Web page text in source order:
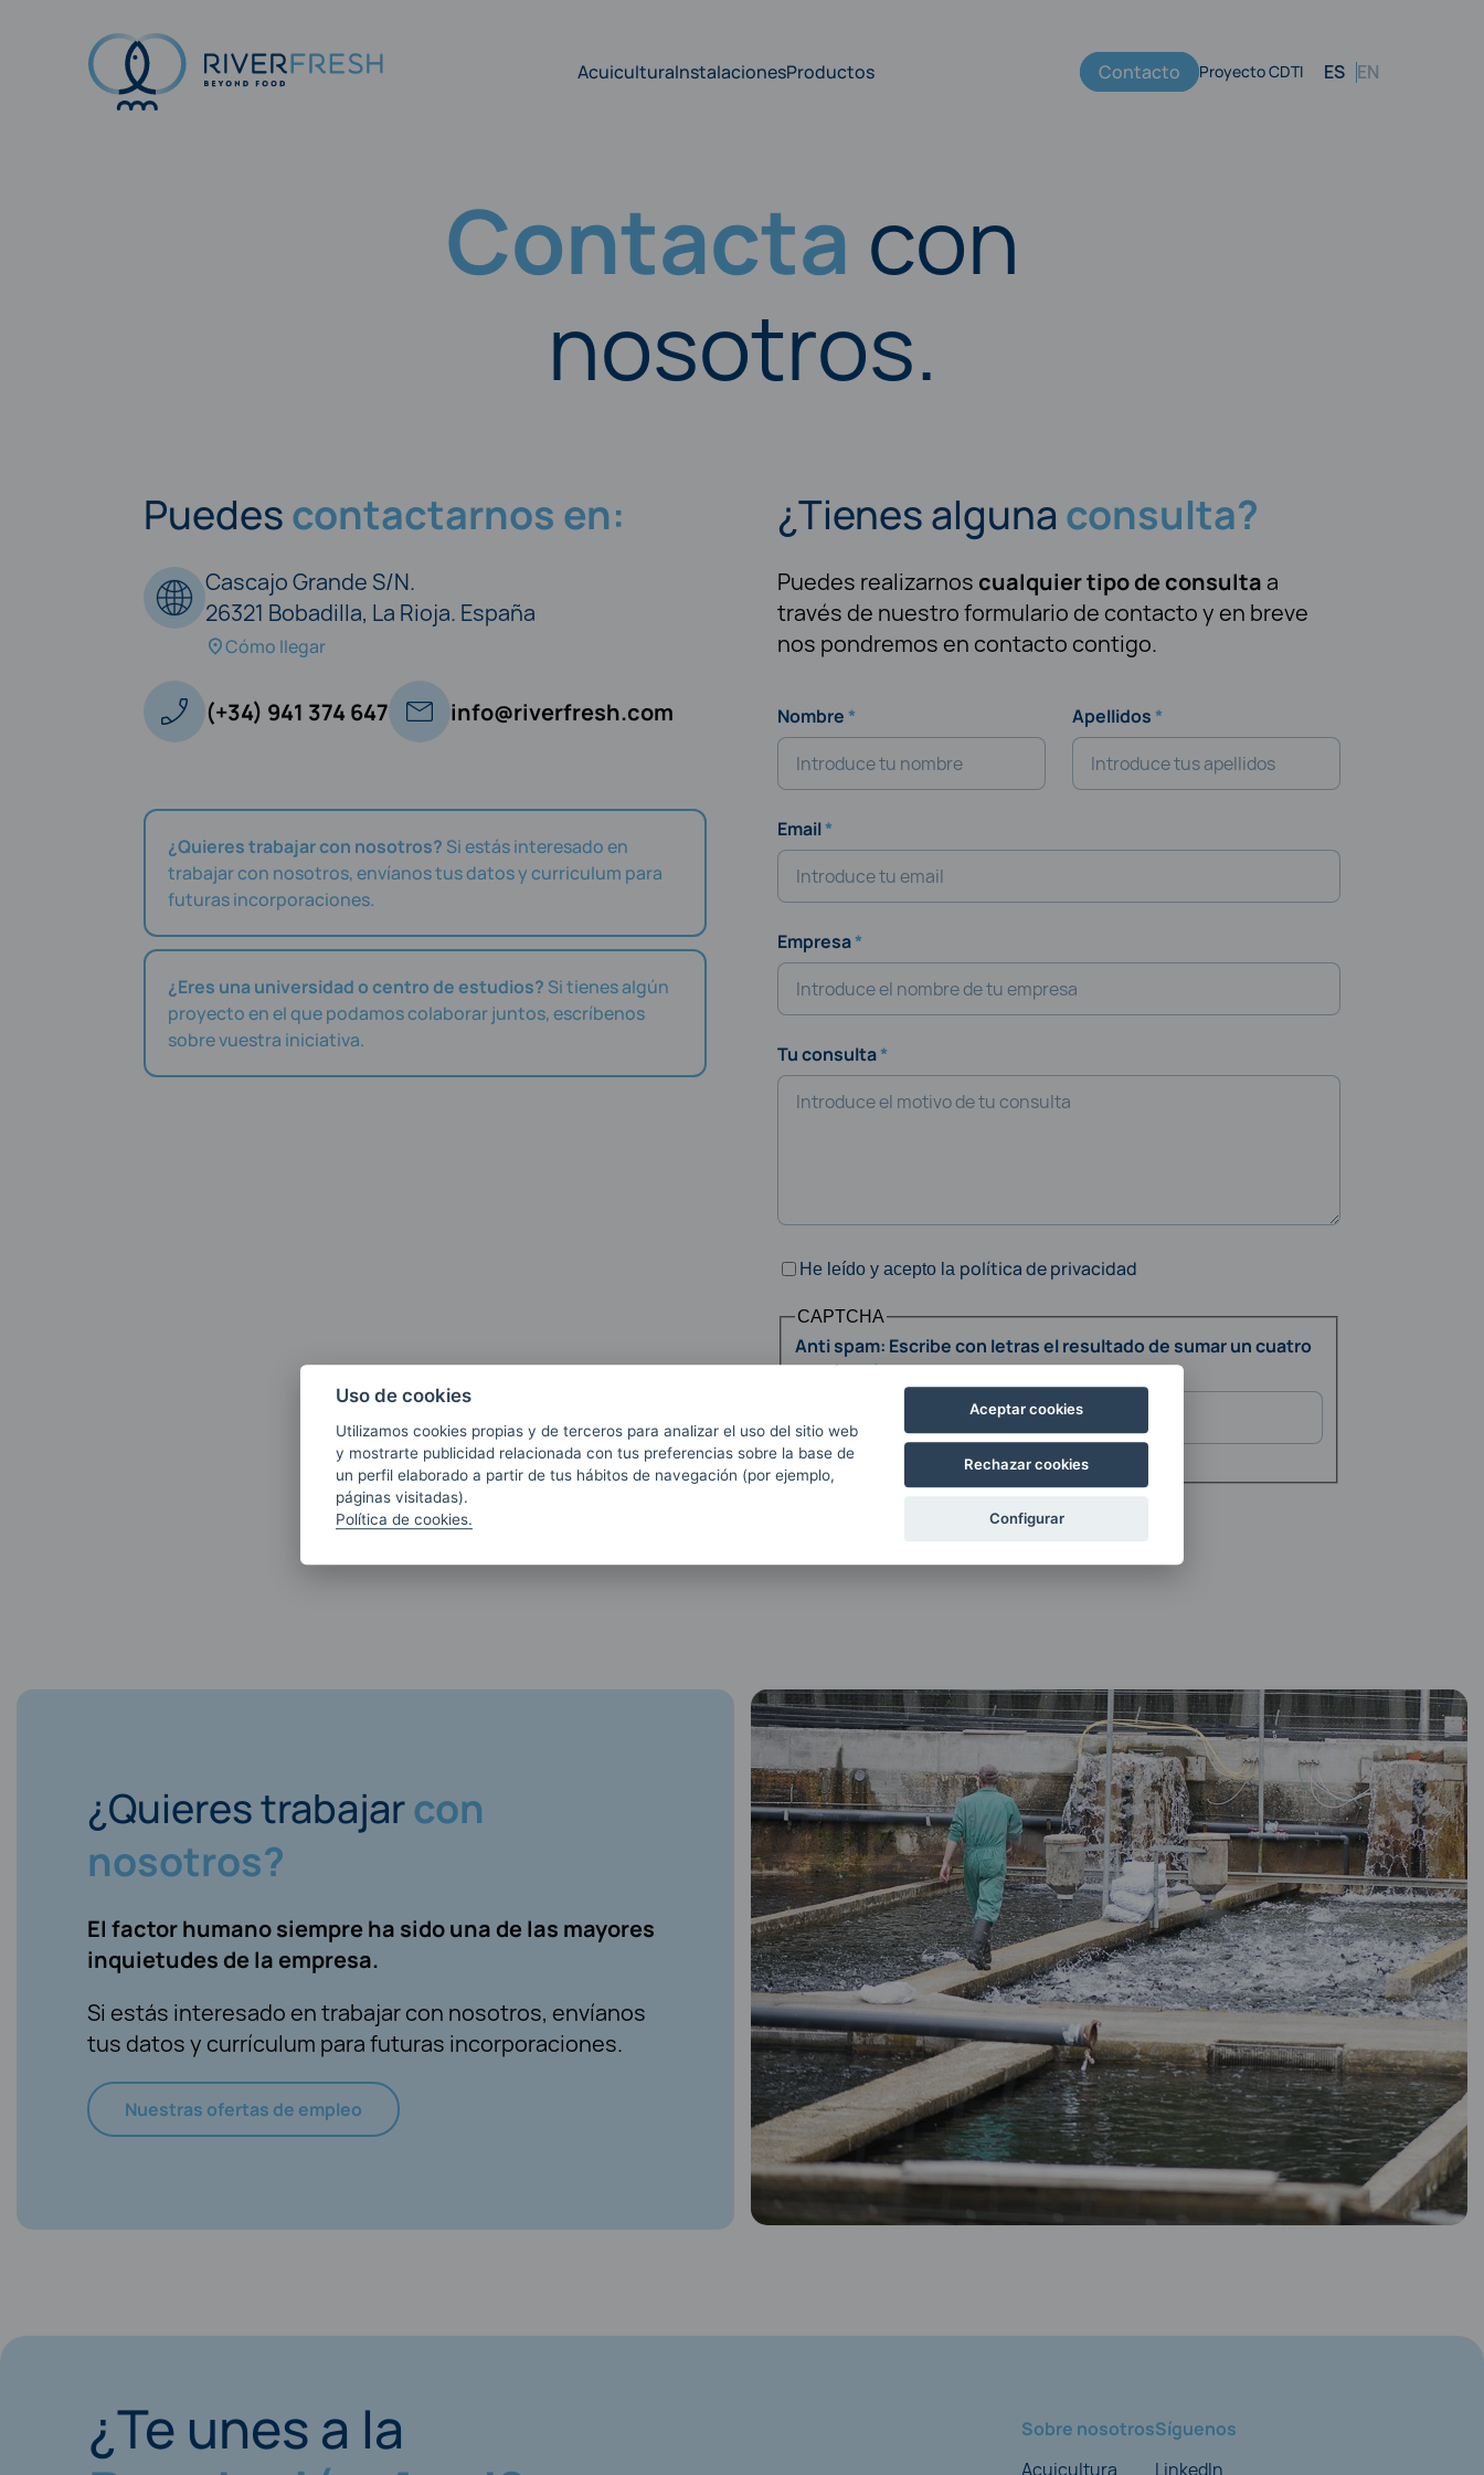
AcuiculturaInstalacionesProductos
Menú
Contacto Proyecto CDTI ES EN
Contacta con
nosotros.
Puedescontactarnos en:
Cascajo Grande S/N.
26321 Bobadilla, La Rioja. España
Cómo llegar
(+34) 941 374 647 info@riverfresh.com
¿Quieres trabajar con nosotros? Si estás interesado en
trabajar con nosotros, envíanos tus datos y curriculum para
futuras incorporaciones.
¿Eres una universidad o centro de estudios? Si tienes algún
proyecto en el que podamos colaborar juntos, escríbenos
sobre vuestra iniciativa.
¿Tienes alguna consulta?
Puedes realizarnos cualquier tipo de consulta a
través de nuestro formulario de contacto y en breve
nos pondremos en contacto contigo.
Nombre Apellidos
Email
Empresa
Tu consulta
He leído y acepto la política de privacidad
CAPTCHA
Anti spam: Escribe con letras el resultado de sumar un cuatro
y un tres
¿Quieres trabajarcon
nosotros?
El factor humano siempre ha sido una de las mayores
inquietudes de la empresa.
Si estás interesado en trabajar con nosotros, envíanos
tus datos y currículum para futuras incorporaciones.
Nuestras ofertas de empleo
¿Te unes a la
Sobre nosotros
Acuicultura
Síguenos
LinkedIn
Uso de cookies
Utilizamos cookies propias y de terceros para analizar el uso del sitio web
y mostrarte publicidad relacionada con tus preferencias sobre la base de
un perfil elaborado a partir de tus hábitos de navegación (por ejemplo,
páginas visitadas).
Política de cookies.
Aceptar cookies
Rechazar cookies
Configurar